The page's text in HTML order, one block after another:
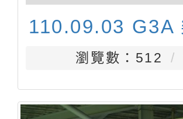
110.09.03 G3A
瀏覽數：512